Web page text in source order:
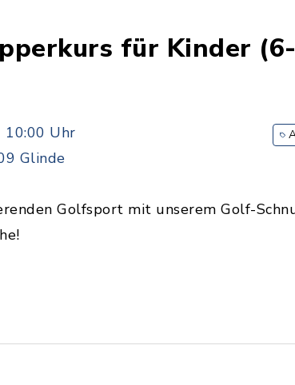
für Kinder
10:00 Uhr
Glinde
Golfsport mit unserem Golf-